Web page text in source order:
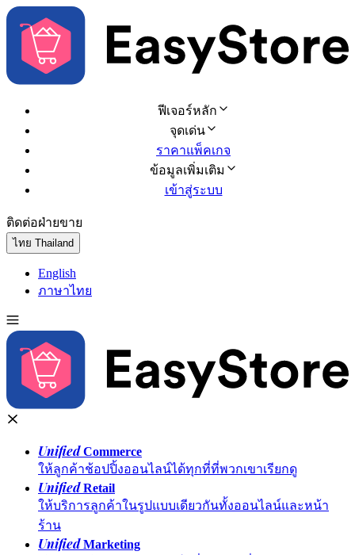
ฟีเจอร์หลัก
จุดเด่น
ราคาแพ็คเกจ
ข้อมูลเพิ่มเติม
เข้าสู่ระบบ
ติดต่อฝ่ายขาย
ไทย Thailand
English
ภาษาไทย
UnifiedCommerce
ให้ลูกค้าช้อปปิ้งออนไลน์ได้ทุกที่ที่พวกเขาเรียกดู
UnifiedRetail
ให้บริการลูกค้าในรูปแบบเดียวกันทั้งออนไลน์และหน้า
ร้าน
UnifiedMarketing